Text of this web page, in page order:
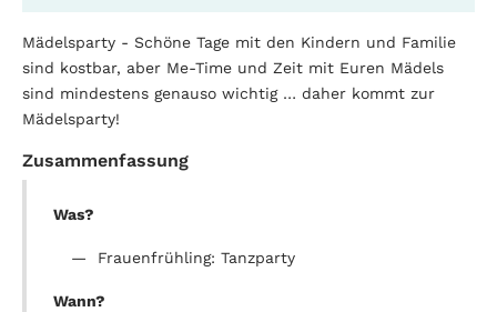
Mädelsparty - Schöne Tage mit den Kindern und Familie
sind kostbar, aber Me-Time und Zeit mit Euren Mädels
sind mindestens genauso wichtig … daher kommt zur
Mädelsparty!
Zusammenfassung
Was?
Frauenfrühling: Tanzparty
Wann?